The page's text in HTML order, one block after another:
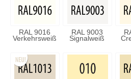
RAL 9016
Verkehrsweiß
RAL 9003
Signalweiß